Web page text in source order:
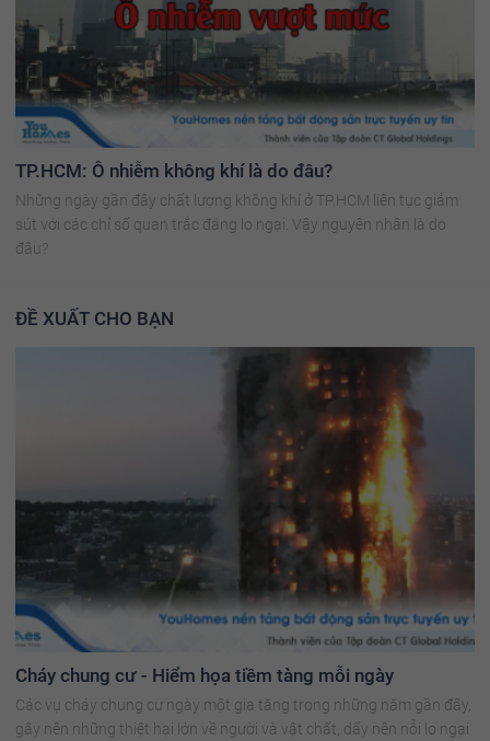
TP.HCM: Ô nhiễm không khí là do đâu?
Những ngày gần đây chất lượng không khí ở TP.HCM liên tục giảm
sút với các chỉ số quan trắc đáng lo ngại. Vậy nguyên nhân là do
đâu?
ĐỀ XUẤT CHO BẠN
Cháy chung cư - Hiểm họa tiềm tàng mỗi ngày
Các vụ cháy chung cư ngày một gia tăng trong những năm gần đây,
gây nên những thiệt hại lớn về người và vật chất, dấy nên nỗi lo ngại